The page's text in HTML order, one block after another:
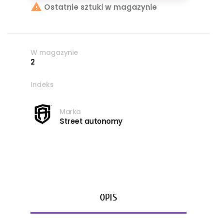
 Ostatnie sztuki w magazynie
W magazynie
2
Indeks
Marka
Street autonomy
OPIS